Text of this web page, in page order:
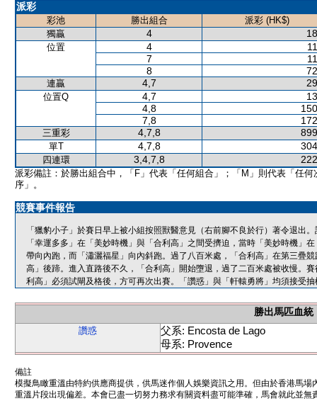
派彩
彩池 勝出組合
派彩 (HK$)
獨贏
4
位置 4
7
8
連贏 4,7
位置Q 4,7
4,8
7,8
三重彩 4,7,8
單T 4,7,8
四連環 3,4,7,8
派彩備註：於勝出組合中，「F」代表「任何組合」；「M」則代表「任何
序」。
競賽事件報告
「獵豹小子」於賽日早上被小組按照獸醫意見（右前腳不良於行）著令退出
「幸運多多」在「美妙時機」與「合利高」之間受擠迫，當時「美妙時機」
帶向內跑，而「瀟灑福星」向內斜跑。過了八百米處，「合利高」在第三疊
高」後蹄。進入直路後不久，「合利高」開始墮退，過了二百米處被收慢。
利高」必須試閘及格後，方可再次出賽。「讚惑」與「軒轅勇將」均須接受抽
勝出馬匹血統
讚惑
父系: Encosta de Lago
母系: Provence
備註
模擬鳥瞰重溫由特約供應商提供，供馬迷作個人娛樂資訊之用。但由於香港馬
重溫片段出現偏差。本會已盡一切努力務求有關資料盡可能準確，馬會就此並